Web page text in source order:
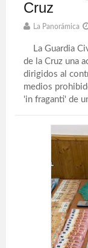
Cruz
La Panorámica
La Guardia
de la Cruz una
dirigidos al
medios
'in fraganti' de